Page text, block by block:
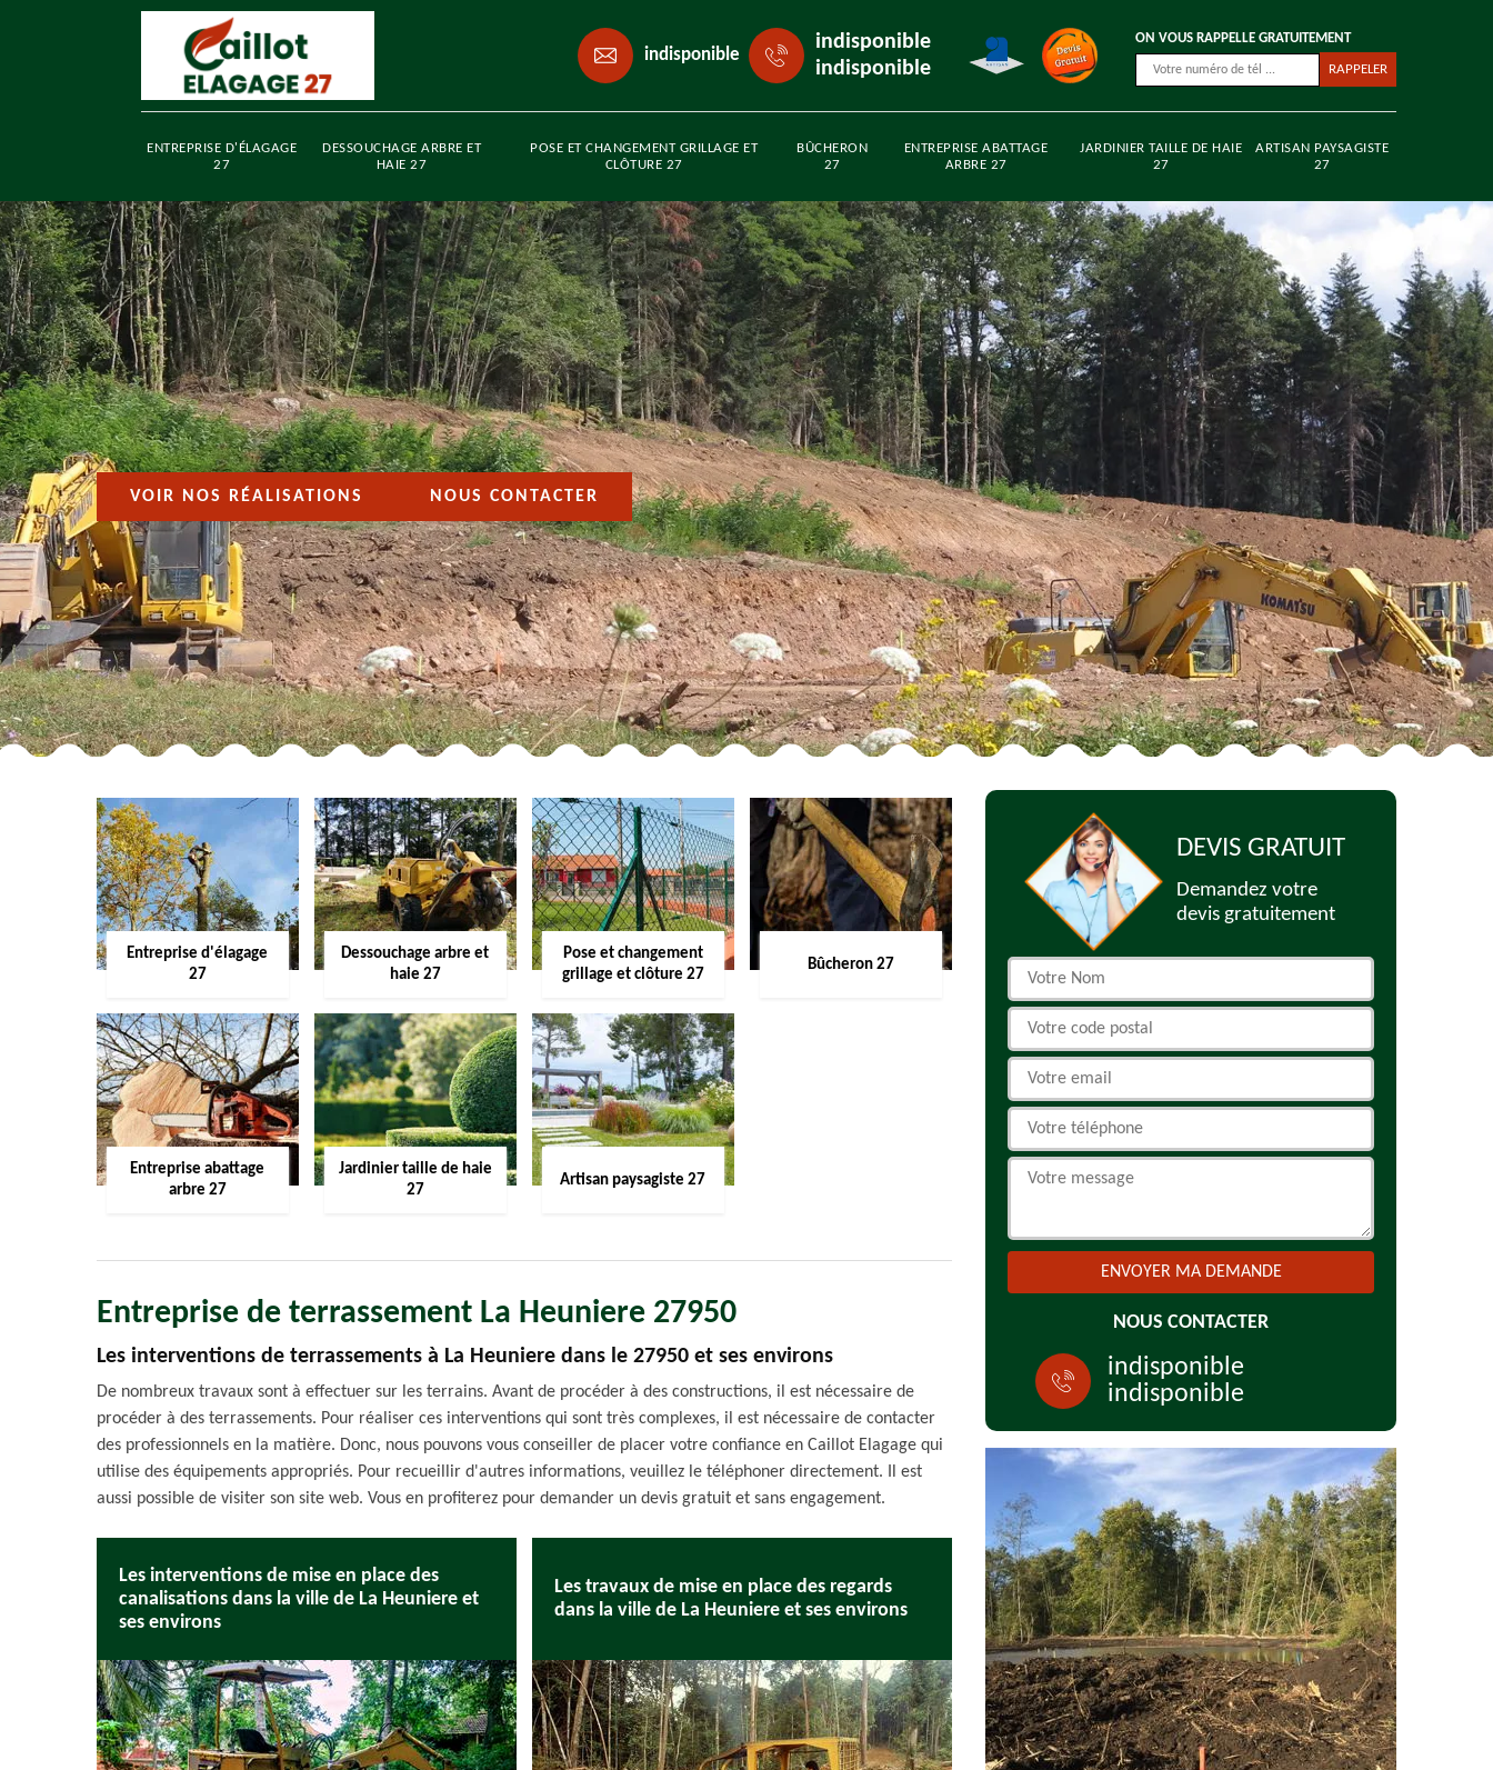
indisponible
indisponible
indisponible
ON VOUS RAPPELLE GRATUITEMENT
ENTREPRISE D'ÉLAGAGE
27
DESSOUCHAGE ARBRE ET
HAIE 27
POSE ET CHANGEMENT GRILLAGE ET
CLÔTURE 27
BÛCHERON
27
ENTREPRISE ABATTAGE
ARBRE 27
JARDINIER TAILLE DE HAIE
27
ARTISAN PAYSAGISTE
27
VOIR NOS RÉALISATIONS NOUS CONTACTER
Entreprise d'élagage
27
Dessouchage arbre et
haie 27
Pose et changement
grillage et clôture 27
Bûcheron 27
Entreprise abattage
arbre 27
Jardinier taille de haie
27
Artisan paysagiste 27
Entreprise de terrassement La Heuniere 27950
Les interventions de terrassements à La Heuniere dans le 27950 et ses environs
De nombreux travaux sont à effectuer sur les terrains. Avant de procéder à des constructions, il est nécessaire de
procéder à des terrassements. Pour réaliser ces interventions qui sont très complexes, il est nécessaire de contacter
des professionnels en la matière. Donc, nous pouvons vous conseiller de placer votre confiance en Caillot Elagage qui
utilise des équipements appropriés. Pour recueillir d'autres informations, veuillez le téléphoner directement. Il est
aussi possible de visiter son site web. Vous en profiterez pour demander un devis gratuit et sans engagement.
Les interventions de mise en place des
canalisations dans la ville de La Heuniere et
ses environs
Les travaux de mise en place des regards
dans la ville de La Heuniere et ses environs
DEVIS GRATUIT
Demandez votre
devis gratuitement
NOUS CONTACTER
indisponible
indisponible